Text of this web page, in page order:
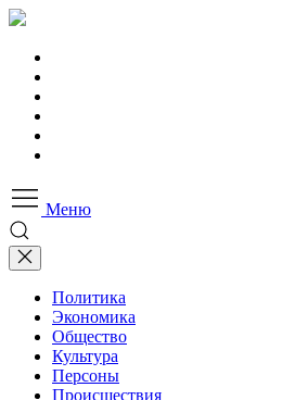
Меню
Политика
Экономика
Общество
Культура
Персоны
Происшествия